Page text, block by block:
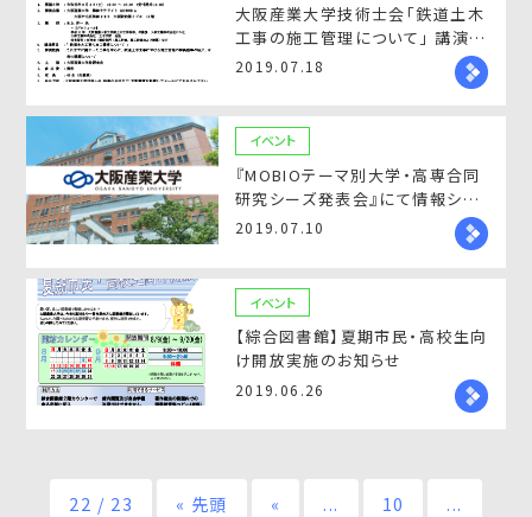
大阪産業大学技術士会「鉄道土木
工事の施工管理について」 講演会
開催のご案内
2019.07.18
イベント
『MOBIOテーマ別大学・高専合同
研究シーズ発表会』にて情報シス
テム学科 杉村明彦教授が発表致
2019.07.10
イベント
【綜合図書館】夏期市民・高校生向
け開放実施のお知らせ
2019.06.26
22 / 23 « 先頭 « ... 10 ...